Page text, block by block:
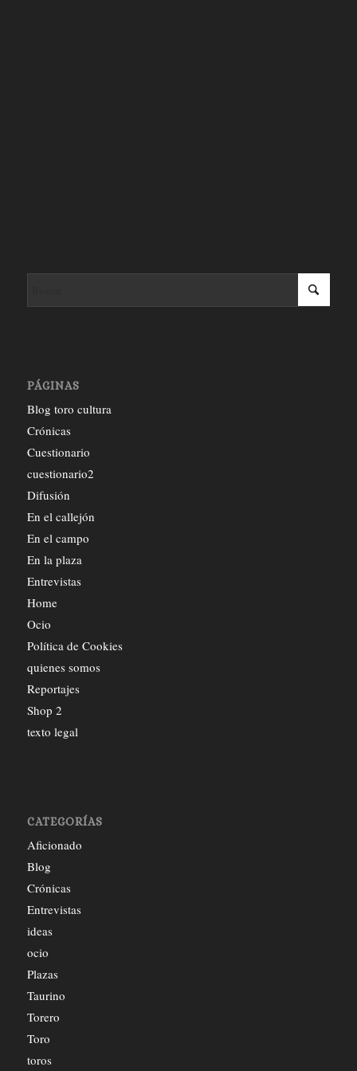
PÁGINAS
Blog toro cultura
Crónicas
Cuestionario
cuestionario2
Difusión
En el callejón
En el campo
En la plaza
Entrevistas
Home
Ocio
Política de Cookies
quienes somos
Reportajes
Shop 2
texto legal
CATEGORÍAS
Aficionado
Blog
Crónicas
Entrevistas
ideas
ocio
Plazas
Taurino
Torero
Toro
toros